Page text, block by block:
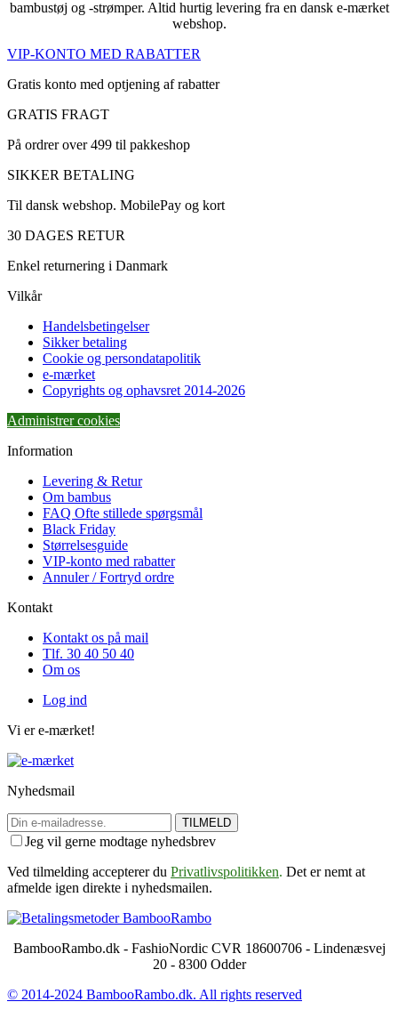
bambustøj og -strømper. Altid hurtig levering fra en dansk e-mærket
webshop.
VIP-KONTO MED RABATTER
Gratis konto med optjening af rabatter
GRATIS FRAGT
På ordrer over 499 til pakkeshop
SIKKER BETALING
Til dansk webshop. MobilePay og kort
30 DAGES RETUR
Enkel returnering i Danmark
Vilkår
Handelsbetingelser
Sikker betaling
Cookie og persondatapolitik
e-mærket
Copyrights og ophavsret 2014-2026
Administrer cookies
Information
Levering & Retur
Om bambus
FAQ Ofte stillede spørgsmål
Black Friday
Størrelsesguide
VIP-konto med rabatter
Annuler / Fortryd ordre
Kontakt
Kontakt os på mail
Tlf. 30 40 50 40
Om os
Log ind
Vi er e-mærket!
Nyhedsmail
TILMELD
Jeg vil gerne modtage nyhedsbrev
Ved tilmelding accepterer du Privatlivspolitikken. Det er nemt at
afmelde igen direkte i nyhedsmailen.
BambooRambo.dk - FashioNordic CVR 18600706 - Lindenæsvej
20 - 8300 Odder
© 2014-2024 BambooRambo.dk. All rights reserved